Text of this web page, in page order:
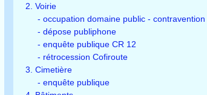
2. Voirie
- occupation domaine public - contravention
- dépose publiphone
- enquête publique CR 12
- rétrocession Cofiroute
3. Cimetière
- enquête publique